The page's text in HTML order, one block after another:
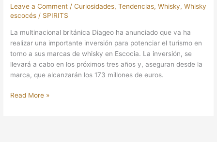
Leave a Comment /Curiosidades,Tendencias,Whisky,Whisky
escocés / SPIRITS
La multinacional británica Diageo ha anunciado que va ha
realizar una importante inversión para potenciar el turismo en
torno a sus marcas de whisky en Escocia. La inversión, se
llevará a cabo en los próximos tres años y, aseguran desde la
marca, que alcanzarán los 173 millones de euros.
Read More »